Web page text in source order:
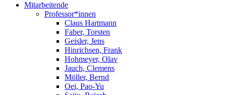
Mitarbeitende
Professor*innen
Claus Hartmann
Faber, Torsten
Geisler, Jens
Hinrichsen, Frank
Hohmeyer, Olav
Jauch, Clemens
Möller, Bernd
Oei, Pao-Yu